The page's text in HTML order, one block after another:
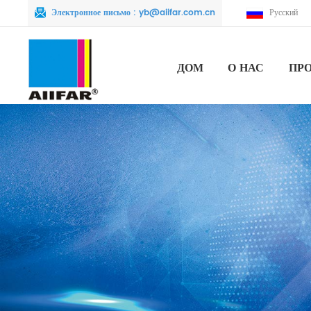
Электронное письмо : yb@aiifar.com.cn Русский
ДОМ О НАС